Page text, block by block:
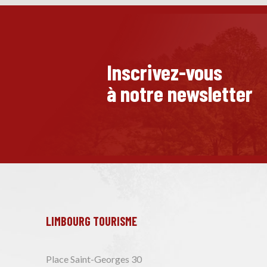
Inscrivez-vous
à notre newsletter
LIMBOURG TOURISME
Place Saint-Georges 30